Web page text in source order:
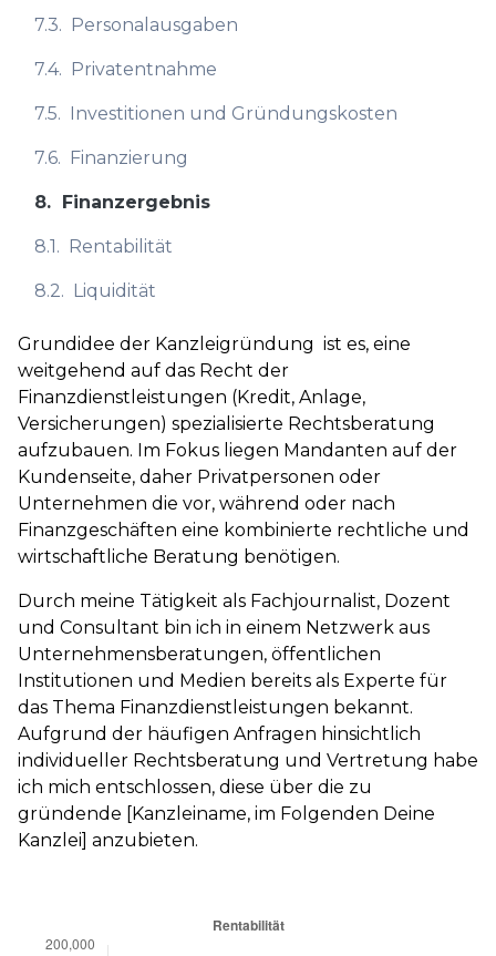
7.3. Personalausgaben
7.4. Privatentnahme
7.5. Investitionen und Gründungskosten
7.6. Finanzierung
8. Finanzergebnis
8.1. Rentabilität
8.2. Liquidität
Grundidee der Kanzleigründung ist es, eine
weitgehend auf das Recht der
Finanzdienstleistungen (Kredit, Anlage,
Versicherungen) spezialisierte Rechtsberatung
aufzubauen. Im Fokus liegen Mandanten auf der
Kundenseite, daher Privatpersonen oder
Unternehmen die vor, während oder nach
Finanzgeschäften eine kombinierte rechtliche und
wirtschaftliche Beratung benötigen.
Durch meine Tätigkeit als Fachjournalist, Dozent
und Consultant bin ich in einem Netzwerk aus
Unternehmensberatungen, öffentlichen
Institutionen und Medien bereits als Experte für
das Thema Finanzdienstleistungen bekannt.
Aufgrund der häufigen Anfragen hinsichtlich
individueller Rechtsberatung und Vertretung habe
ich mich entschlossen, diese über die zu
gründende [Kanzleiname, im Folgenden Deine
Kanzlei] anzubieten.